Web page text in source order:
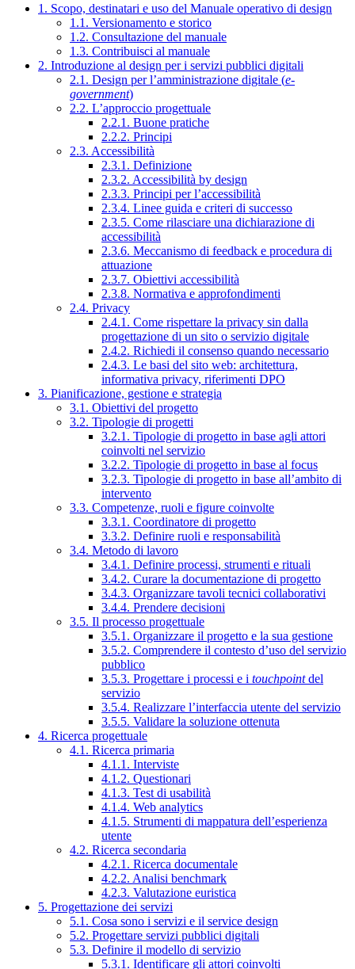
1. Scopo, destinatari e uso del Manuale operativo di design
1.1. Versionamento e storico
1.2. Consultazione del manuale
1.3. Contribuisci al manuale
2. Introduzione al design per i servizi pubblici digitali
2.1. Design per l’amministrazione digitale (e-
government)
2.2. L’approccio progettuale
2.2.1. Buone pratiche
2.2.2. Principi
2.3. Accessibilità
2.3.1. Definizione
2.3.2. Accessibilità by design
2.3.3. Principi per l’accessibilità
2.3.4. Linee guida e criteri di successo
2.3.5. Come rilasciare una dichiarazione di
accessibilità
2.3.6. Meccanismo di feedback e procedura di
attuazione
2.3.7. Obiettivi accessibilità
2.3.8. Normativa e approfondimenti
2.4. Privacy
2.4.1. Come rispettare la privacy sin dalla
progettazione di un sito o servizio digitale
2.4.2. Richiedi il consenso quando necessario
2.4.3. Le basi del sito web: architettura,
informativa privacy, riferimenti DPO
3. Pianificazione, gestione e strategia
3.1. Obiettivi del progetto
3.2. Tipologie di progetti
3.2.1. Tipologie di progetto in base agli attori
coinvolti nel servizio
3.2.2. Tipologie di progetto in base al focus
3.2.3. Tipologie di progetto in base all’ambito di
intervento
3.3. Competenze, ruoli e figure coinvolte
3.3.1. Coordinatore di progetto
3.3.2. Definire ruoli e responsabilità
3.4. Metodo di lavoro
3.4.1. Definire processi, strumenti e rituali
3.4.2. Curare la documentazione di progetto
3.4.3. Organizzare tavoli tecnici collaborativi
3.4.4. Prendere decisioni
3.5. Il processo progettuale
3.5.1. Organizzare il progetto e la sua gestione
3.5.2. Comprendere il contesto d’uso del servizio
pubblico
3.5.3. Progettare i processi e i touchpointdel
servizio
3.5.4. Realizzare l’interfaccia utente del servizio
3.5.5. Validare la soluzione ottenuta
4. Ricerca progettuale
4.1. Ricerca primaria
4.1.1. Interviste
4.1.2. Questionari
4.1.3. Test di usabilità
4.1.4. Web analytics
4.1.5. Strumenti di mappatura dell’esperienza
utente
4.2. Ricerca secondaria
4.2.1. Ricerca documentale
4.2.2. Analisi benchmark
4.2.3. Valutazione euristica
5. Progettazione dei servizi
5.1. Cosa sono i servizi e il service design
5.2. Progettare servizi pubblici digitali
5.3. Definire il modello di servizio
5.3.1. Identificare gli attori coinvolti